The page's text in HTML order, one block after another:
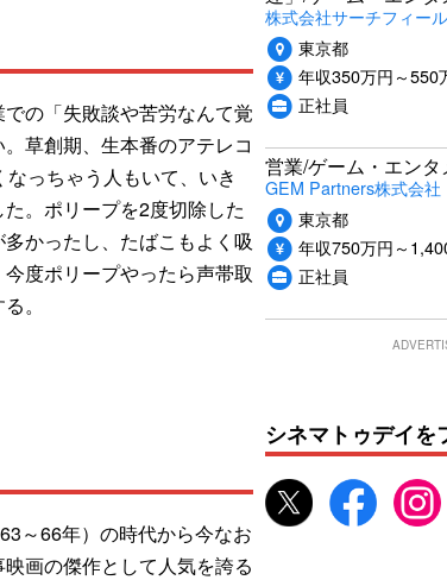
の「失敗談や苦労なんて覚
草創期、生本番のアテレコ
っちゃう人もいて、いき
。ポリープを2度切除した
かったし、たばこもよく吸
度ポリープやったら声帯取
。
～66年）の時代から今なお
画の傑作として人気を誇る
株式会社サーチフィー
東京都
年収350万円～550
正社員
営業/ゲーム・エンタ
GEM Partners株式会社
東京都
年収750万円～
正社員
シネマトゥデイを